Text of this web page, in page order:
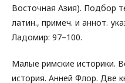
Восточная Азия). Подбор
латин., примеч. и аннот.
Ладомир: 97–100.
Малые римские историки.
история. Анней Флор. Две